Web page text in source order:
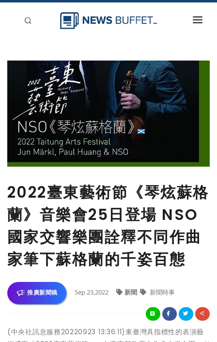
新聞稿分類
登入
刊登
2022臺東藝術節《琴炫蘇格
蘭》音樂會25日登場 NSO
國家交響樂團詮釋不同作曲
家筆下蘇格蘭的千姿百態
推廣新聞稿 Sep 23,2022 新聞 新聞時事
(中央社訊息服務20220923 13:36:11)東臺灣具指標性的表演藝